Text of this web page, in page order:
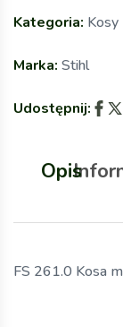
Kategoria: Kosy
Marka: Stihl
Udostępnij:
Opis
FS 261.0 Kosa